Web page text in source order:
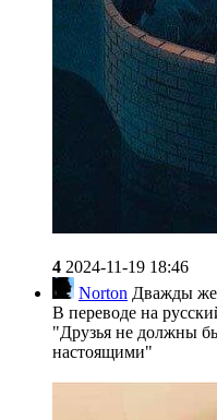
4 2024-11-19 18:46
Norton Дважды
В переводе на
"Друзья не должны
настоящими"